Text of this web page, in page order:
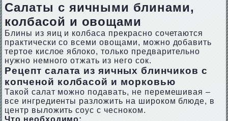
Салаты с яичными блинами,
колбасой и овощами
Блины из яиц и колбаса прекрасно сочетаются
практически со всеми овощами, можно добавить
тертое кислое яблоко, только предварительно
нужно немного отжать из него сок.
Рецепт салата из яичных блинчиков с
копченой колбасой и морковью
Такой салат можно подавать, не перемешивая –
все ингредиенты разложить на широком блюде, в
центр выложить соус с чесноком.
Что необходимо: